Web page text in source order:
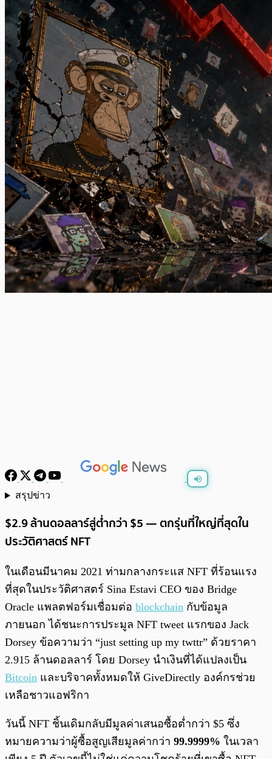
สรุปข่าว
$2.9 ล้านดอลลาร์สู่ต่ำกว่า $5 — ตกรุ่นที่ใหญ่ที่สุดใน
ประวัติศาสตร์ NFT
ในเดือนมีนาคม 2021 ท่ามกลางกระแส NFT ที่ร้อนแรง
ที่สุดในประวัติศาสตร์ Sina Estavi CEO ของ Bridge
Oracle แพลตฟอร์มเชื่อมต่อ blockchain กับข้อมูล
ภายนอก ได้ชนะการประมูล NFT tweet แรกของ Jack
Dorsey ข้อความว่า “just setting up my twttr” ด้วยราคา
2.915 ล้านดอลลาร์ โดย Dorsey นำเงินที่ได้แปลงเป็น
Bitcoin และบริจาคทั้งหมดให้ GiveDirectly องค์กรช่วย
เหลือชาวแอฟริกา
วันนี้ NFT ชิ้นเดิมกลับมีมูลค่าเสนอซื้อต่ำกว่า $5 ซึ่ง
หมายความว่าผู้ซื้อสูญเสียมูลค่ากว่า 99.9999% ในเวลา